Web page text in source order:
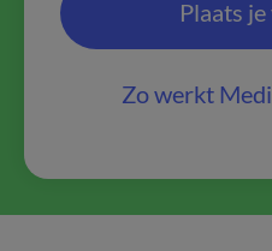
Plaats
Zo werkt